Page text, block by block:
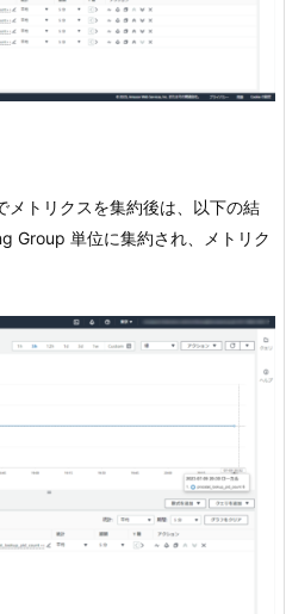
トリクスを集約後は、以下の結
Group 単位に集約され、メトリク